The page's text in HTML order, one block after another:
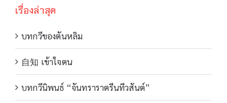
เรื่องล่าสุด
บทกวีของตันหลิม
自知 เข้าใจตน
บทกวีนิพนธ์ “จันทราราตรีนทีวสันต์”